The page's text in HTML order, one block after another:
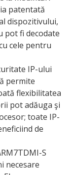
patentată
dispozitivului,
pot fi decodate
cele pentru
IP-ului
permite
flexibilitatea
pot adăuga şi
toate IP-
de
S
necesare